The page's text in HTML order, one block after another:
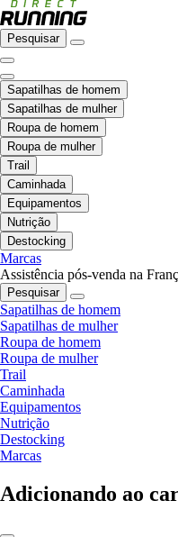
Pesquisar
Sapatilhas de homem
Sapatilhas de mulher
Roupa de homem
Roupa de mulher
Trail
Caminhada
Equipamentos
Nutrição
Destocking
Marcas
Assistência pós-venda na
Pesquisar
Sapatilhas de homem
Sapatilhas de mulher
Roupa de homem
Roupa de mulher
Trail
Caminhada
Equipamentos
Nutrição
Destocking
Marcas
Adicionando ao